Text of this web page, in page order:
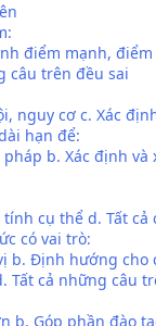
điểm mạnh, điểm
câu trên đều sai
nguy cơ c. Xác
hạn để:
b. Xác định và
cụ thể d. Tất cả
có vai trò:
b. Định hướng cho
Tất cả những câu
b. Góp phần đào